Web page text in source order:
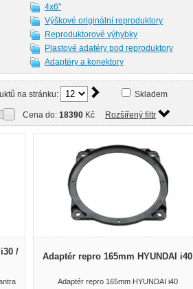
4x6"
Výškové originální reproduktory
Reproduktorové výhybky
Plastové adatéry pod reproduktory
Adaptéry a konektory
na stránku: Skladem
Cena do: 18390 Kč Rozšířený filtr
/
Adaptér repro 165mm HYUNDAI i40
Adaptér repro 165mm HYUNDAI i40